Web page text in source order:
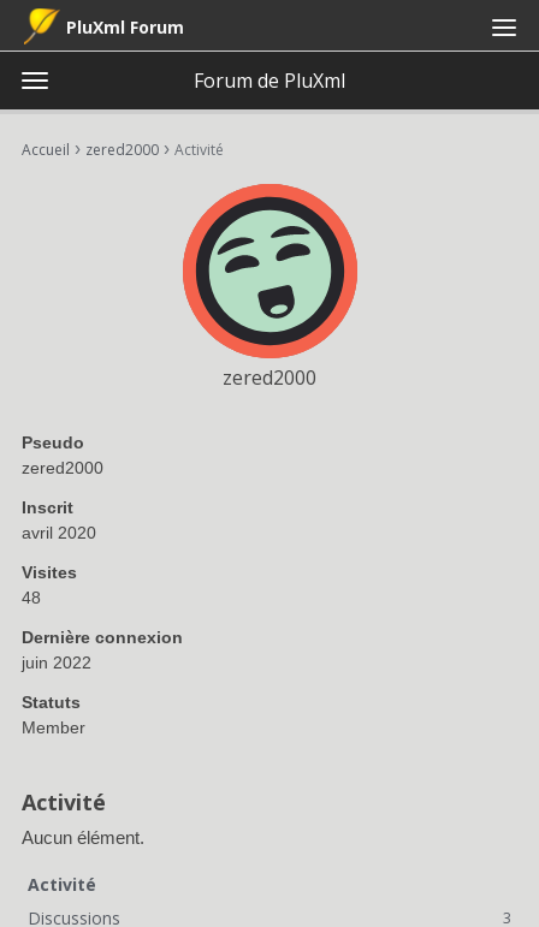
PluXml Forum
t
g
Forum de PluXml
Connexion
Connexion S'inscrire
Accueil › zered2000 › Activité
zered2000
Pseudo
zered2000
Inscrit
avril 2020
Visites
48
Dernière connexion
juin 2022
Statuts
Member
Activité
Aucun élément.
Activité
Discussions
3